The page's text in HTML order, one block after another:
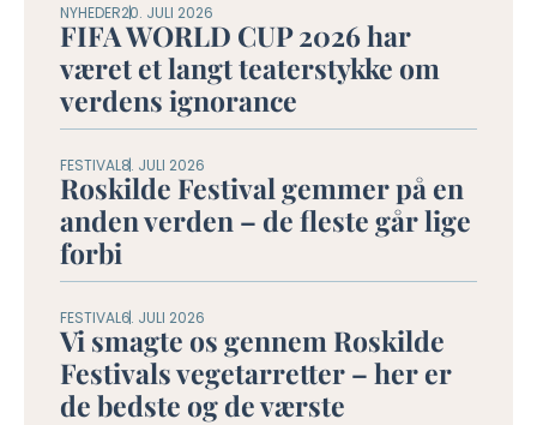
NYHEDER20. JULI 2026
FIFA WORLD CUP 2026 har
været et langt teaterstykke om
verdens ignorance
FESTIVAL8. JULI 2026
Roskilde Festival gemmer på en
anden verden – de fleste går lige
forbi
FESTIVAL6. JULI 2026
Vi smagte os gennem Roskilde
Festivals vegetarretter – her er
de bedste og de værste